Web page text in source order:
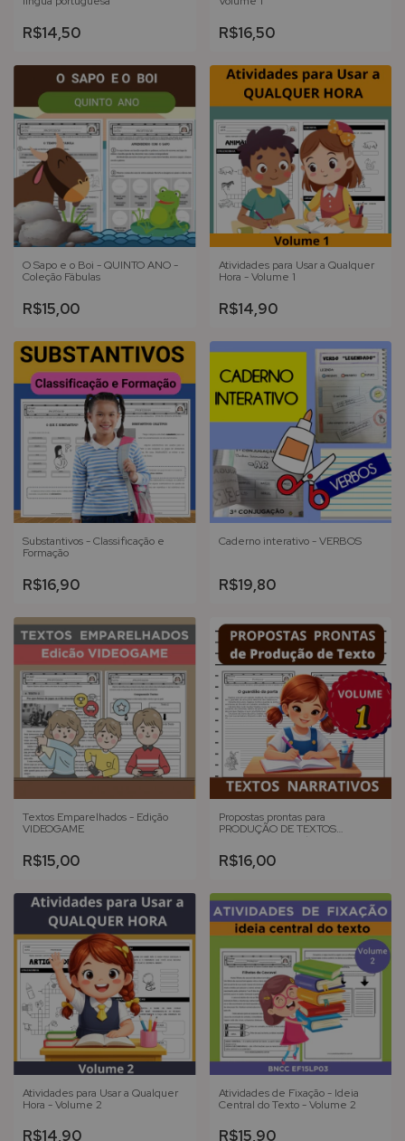
R$14,50 R$16,50
O Sapo e o Boi - QUINTO ANO -
Coleção Fábulas
R$15,00
Atividades para Usar a Qualquer
Hora - Volume 1
R$14,90
Substantivos - Classificação e
Formação
R$16,90
Caderno interativo - VERBOS
R$19,80
Textos Emparelhados - Edição
VIDEOGAME
R$15,00
Propostas prontas para
PRODUÇÃO DE TEXTOS
NARRATIVOS - Volume 1
R$16,00
Atividades para Usar a Qualquer
Hora - Volume 2
R$14,90
Atividades de Fixação - Ideia
Central do Texto - Volume 2
R$15,90